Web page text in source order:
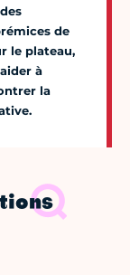
de
le plateau,
à
la